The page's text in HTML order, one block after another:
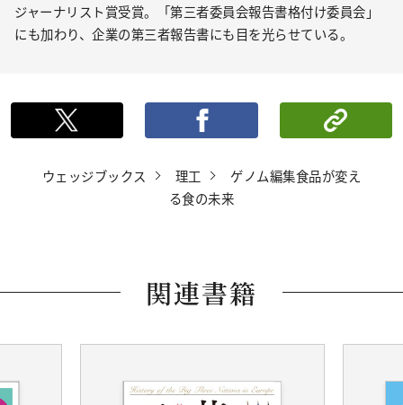
ジャーナリスト賞受賞。「第三者委員会報告書格付け委員会」
にも加わり、企業の第三者報告書にも目を光らせている。
ポストする シ
ウェッジブックス 理工
ゲノム編集食品が変え
る食の未来
関連書籍